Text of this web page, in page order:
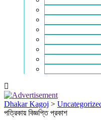
Dhakar Kagoj >
পত্রিকায় বিজ্ঞপ্তি প্রকাশ